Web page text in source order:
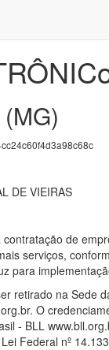
DE VIEIRAS
de
serviços,
para
retirado na Sede
O
- BLL
Federal nº